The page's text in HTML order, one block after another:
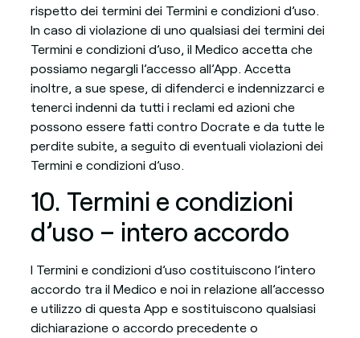
rispetto dei termini dei Termini e condizioni d’uso.
In caso di violazione di uno qualsiasi dei termini dei
Termini e condizioni d’uso, il Medico accetta che
possiamo negargli l’accesso all’App. Accetta
inoltre, a sue spese, di difenderci e indennizzarci e
tenerci indenni da tutti i reclami ed azioni che
possono essere fatti contro Docrate e da tutte le
perdite subite, a seguito di eventuali violazioni dei
Termini e condizioni d’uso.
10. Termini e condizioni
d’uso – intero accordo
I Termini e condizioni d’uso costituiscono l’intero
accordo tra il Medico e noi in relazione all’accesso
e utilizzo di questa App e sostituiscono qualsiasi
dichiarazione o accordo precedente o